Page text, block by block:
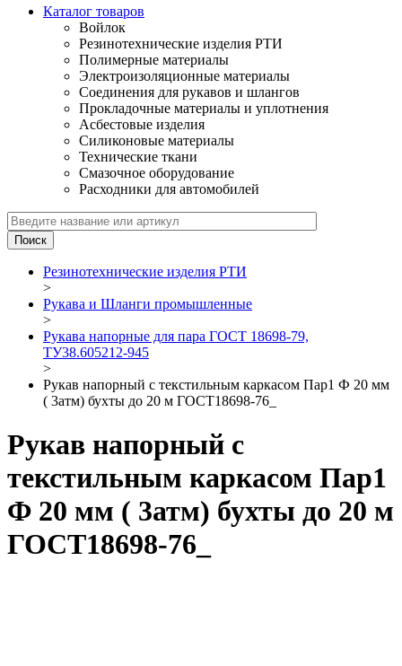
Каталог товаров
Войлок
Резинотехнические изделия РТИ
Полимерные материалы
Электроизоляционные материалы
Соединения для рукавов и шлангов
Прокладочные материалы и уплотнения
Асбестовые изделия
Силиконовые материалы
Технические ткани
Смазочное оборудование
Расходники для автомобилей
Резинотехнические изделия РТИ
>
Рукава и Шланги промышленные
>
Рукава напорные для пара ГОСТ 18698-79,
ТУ38.605212-945
>
Рукав напорный с текстильным каркасом Пар1 Ф 20 мм
( 3атм) бухты до 20 м ГОСТ18698-76_
Рукав напорный с
текстильным каркасом Пар1
Ф 20 мм ( 3атм) бухты до 20 м
ГОСТ18698-76_